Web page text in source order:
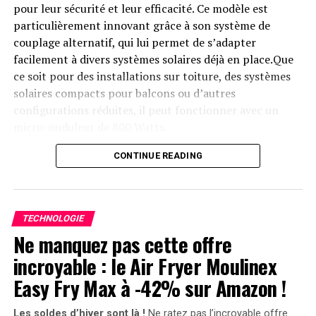
nous concentrons sur la
valeur que nous créons
lorsque les clients utilisent
nos services, et pas
seulement lorsqu’ils
achètent nos appareils.
Notre organisation
Appareils et Services a
établi de nombreuses
entreprises rentables pour
Amazon et est bien
positionnée pour continuer
dans cette voie à l’avenir.
pour leur sécurité et leur efficacité. Ce modèle est
particulièrement innovant grâce à son système de
couplage alternatif, qui lui permet de s’adapter
facilement à divers systèmes solaires déjà en place.Que
ce soit pour des installations sur toiture, des systèmes
solaires compacts pour balcons ou d’autres
configurations réduites, il peut fonctionner avec un
Capacité et flexibilité Énergétique
Avec une capacité maximale d’injection dans le réseau
domestique atteignant 1200 watts,le Solarbank 2 AC
peut être associé à deux régulateurs solaires MPPT. Cela
ouvre la possibilité d’ajouter jusqu’à 1200 watts
supplémentaires via des panneaux solaires additionnels,
portant ainsi la puissance totale à un impressionnant
2400 watts . Pour les utilisateurs nécessitant davantage
de stockage énergétique, il est possible d’intégrer
CONTINUE READING
TECHNOLOGIE
Ne manquez pas cette offre
incroyable : le Air Fryer Moulinex
Easy Fry Max à -42% sur Amazon !
Les soldes d’hiver sont là ! Ne ratez pas l’incroyable offre